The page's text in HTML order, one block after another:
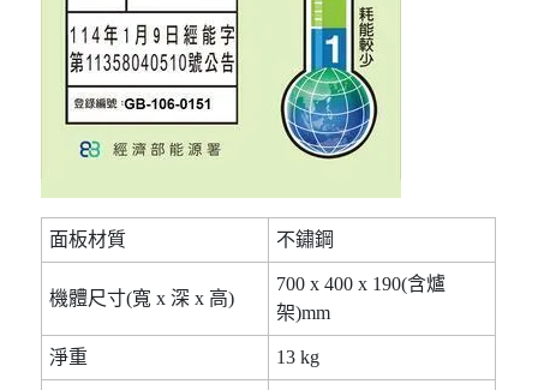
面板材質 不鏽鋼
機體尺寸(寬 x 深 x 高)
700 x 400 x 190(含爐
架)mm
淨重 13 kg